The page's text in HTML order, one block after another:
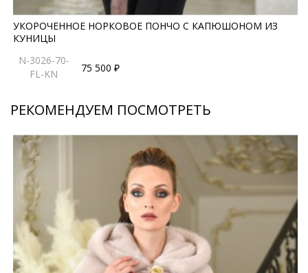
УКОРОЧЕННОЕ НОРКОВОЕ ПОНЧО С КАПЮШОНОМ ИЗ
КУНИЦЫ
N-3026-70-
FL-KN
75 500 ₽
РЕКОМЕНДУЕМ ПОСМОТРЕТЬ